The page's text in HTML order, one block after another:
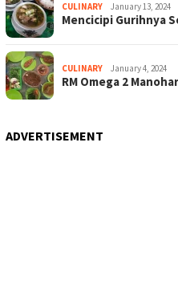
CULINARY January 13, 2024
Mencicipi Gurihnya
CULINARY January 4, 2024
RM Omega 2
ADVERTISEMENT